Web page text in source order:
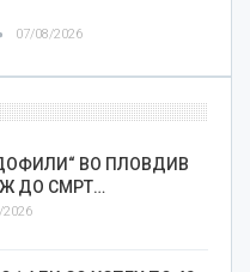
07/08/2026
ВО ПЛОВДИВ
ДО СМРТ…
2026